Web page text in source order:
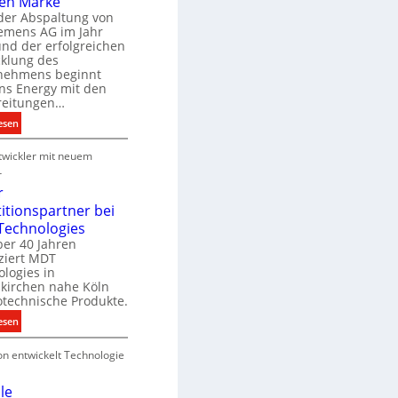
ek
Abspaltung von
AG im Jahr
der erfolgreichen
des
beginnt
Energy mit den
:
S
i
e
n
s
E
n
e
r
g
y
w
mit neuem
bei
40 Jahren
MDT
in
nahe Köln
Produkte.
:
N
e
entwickelt Technologie